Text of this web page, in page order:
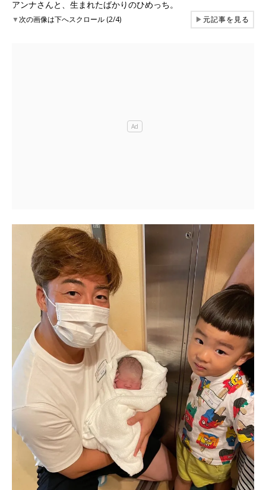
アンナさんと、生まれたばかりのひめっち。
▼次の画像は下へスクロール (2/4) ▶元記事を見る